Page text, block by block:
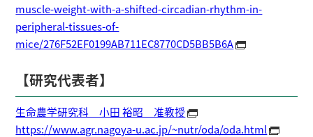
muscle-weight-with-a-shifted-circadian-rhythm-in-
peripheral-tissues-of-
mice/276F52EF0199AB711EC8770CD5BB5B6A
【研究代表者】
生命農学研究科 小田 裕昭 准教授
https://www.agr.nagoya-u.ac.jp/~nutr/oda/oda.html